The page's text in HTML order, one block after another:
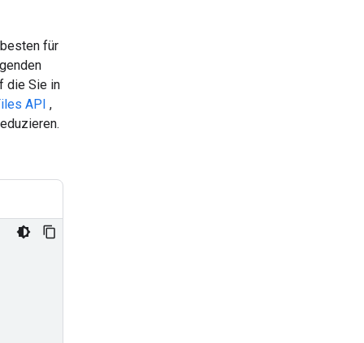
für
die Sie in
API ,